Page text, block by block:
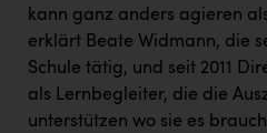
kann ganz anders agieren
erklärt Beate Widmann, die
Schule tätig, und seit 2011
als Lernbegleiter, die die
unterstützen wo sie es